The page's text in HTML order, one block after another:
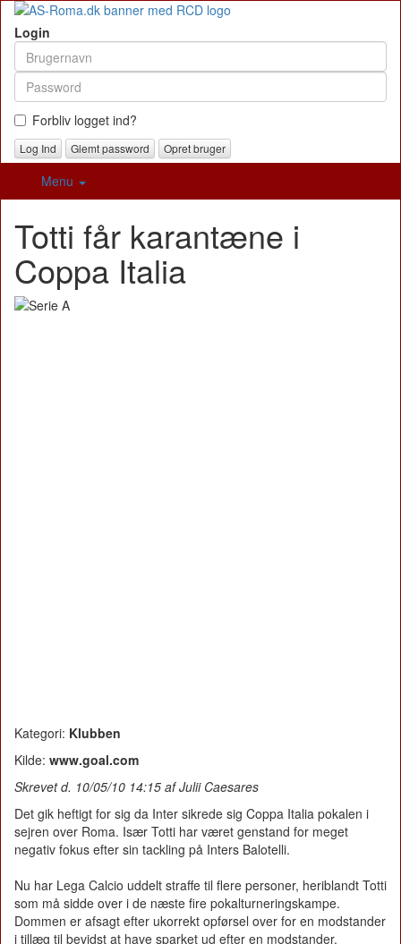
Login
Forbliv logget ind?
Glemt password Opret bruger
Menu
Totti får karantæne i
Coppa Italia
Kategori: Klubben
Kilde: www.goal.com
Skrevet d. 10/05/10 14:15 af Julii Caesares
Det gik heftigt for sig da Inter sikrede sig Coppa Italia pokalen i
sejren over Roma. Især Totti har været genstand for meget
negativ fokus efter sin tackling på Inters Balotelli.
Nu har Lega Calcio uddelt straffe til flere personer, heriblandt Totti
som må sidde over i de næste fire pokalturneringskampe.
Dommen er afsagt efter ukorrekt opførsel over for en modstander
i tillæg til bevidst at have sparket ud efter en modstander.